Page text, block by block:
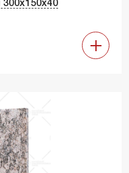
300х150х40